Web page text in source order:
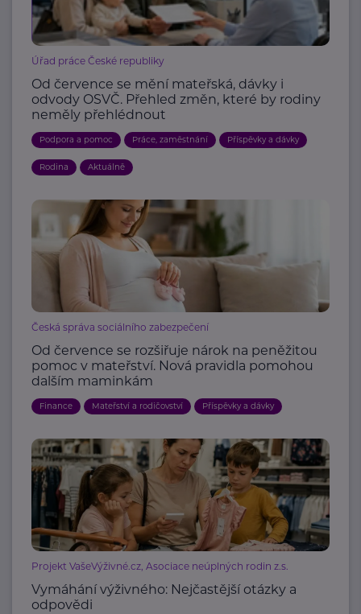
Úřad práce České republiky
Od července se mění mateřská, dávky i
odvody OSVČ. Přehled změn, které by rodiny
neměly přehlédnout
Podpora a pomoc Práce, zaměstnání Příspěvky a dávky
Rodina Aktuálně
Česká správa sociálního zabezpečení
Od července se rozšiřuje nárok na peněžitou
pomoc v mateřství. Nová pravidla pomohou
dalším maminkám
Finance Mateřství a rodičovství Příspěvky a dávky
Projekt VašeVýživné.cz, Asociace neúplných rodin z.s.
Vymáhání výživného: Nejčastější otázky a
odpovědi